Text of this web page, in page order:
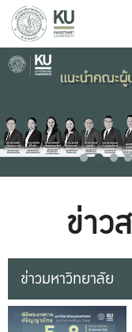
ข่าว
ข่าวมหาวิทยาลัย